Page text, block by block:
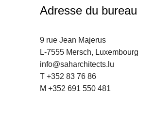
Adresse du bureau
9 rue Jean Majerus
L-7555 Mersch, Luxembourg
info@saharchitects.lu
T +352 83 76 86
M +352 691 550 481